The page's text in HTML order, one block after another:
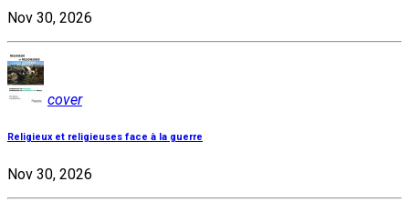
Nov 30, 2026
cover
Religieux et religieuses face à la guerre
Nov 30, 2026